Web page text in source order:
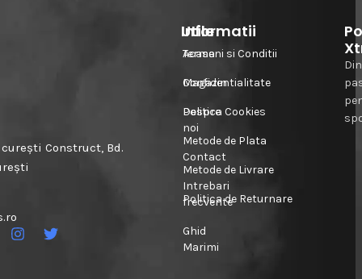
Construct, Bd.
Informatii
Acasa
Magazin
Despre
noi
Contact
Intrebari
frecvente
Ghid
Marimi
Utile
Termeni si Conditii
Confidentialitate
Politica Cookies
Metode de Plata
Metode de Livrare
Politica de Returnare
Din